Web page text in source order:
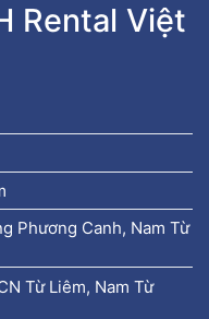
Rental Việt
Phương Canh, Nam Từ
Từ Liêm, Nam Từ